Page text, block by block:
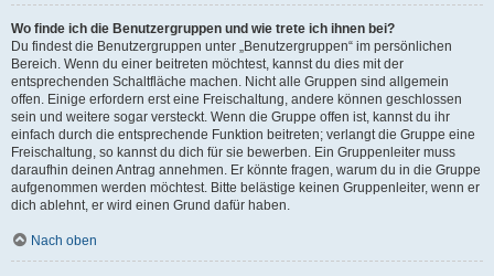
Wo finde ich die Benutzergruppen und wie trete ich ihnen bei?
Du findest die Benutzergruppen unter „Benutzergruppen“ im persönlichen
Bereich. Wenn du einer beitreten möchtest, kannst du dies mit der
entsprechenden Schaltfläche machen. Nicht alle Gruppen sind allgemein
offen. Einige erfordern erst eine Freischaltung, andere können geschlossen
sein und weitere sogar versteckt. Wenn die Gruppe offen ist, kannst du ihr
einfach durch die entsprechende Funktion beitreten; verlangt die Gruppe eine
Freischaltung, so kannst du dich für sie bewerben. Ein Gruppenleiter muss
daraufhin deinen Antrag annehmen. Er könnte fragen, warum du in die Gruppe
aufgenommen werden möchtest. Bitte belästige keinen Gruppenleiter, wenn er
dich ablehnt, er wird einen Grund dafür haben.
Nach oben